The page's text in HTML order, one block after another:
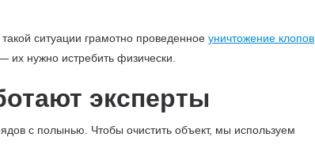
ситуации грамотно проведенное уничтожение клопов
их нужно истребить физически.
эксперты
с полынью. Чтобы очистить объект, мы используем